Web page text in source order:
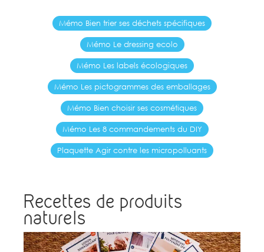
Mémo Bien trier ses déchets spécifiques
Mémo Le dressing ecolo
Mémo Les labels écologiques
Mémo Les pictogrammes des emballages
Mémo Bien choisir ses cosmétiques
Mémo Les 8 commandements du DIY
Plaquette Agir contre les micropolluants
Recettes de produits
naturels